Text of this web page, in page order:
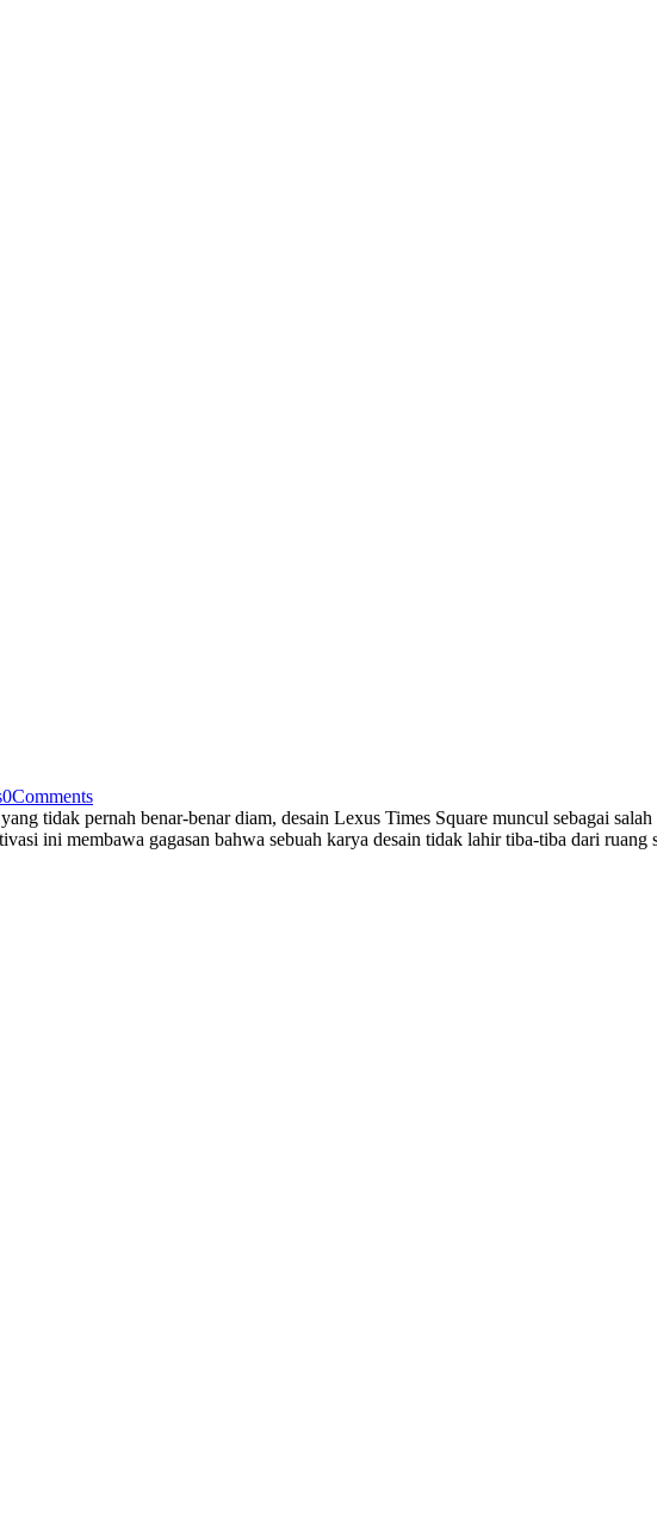
0Comments
tidak pernah benar-benar diam, desain Lexus Times Square muncul sebagai
ini membawa gagasan bahwa sebuah karya desain tidak lahir tiba-tiba dari